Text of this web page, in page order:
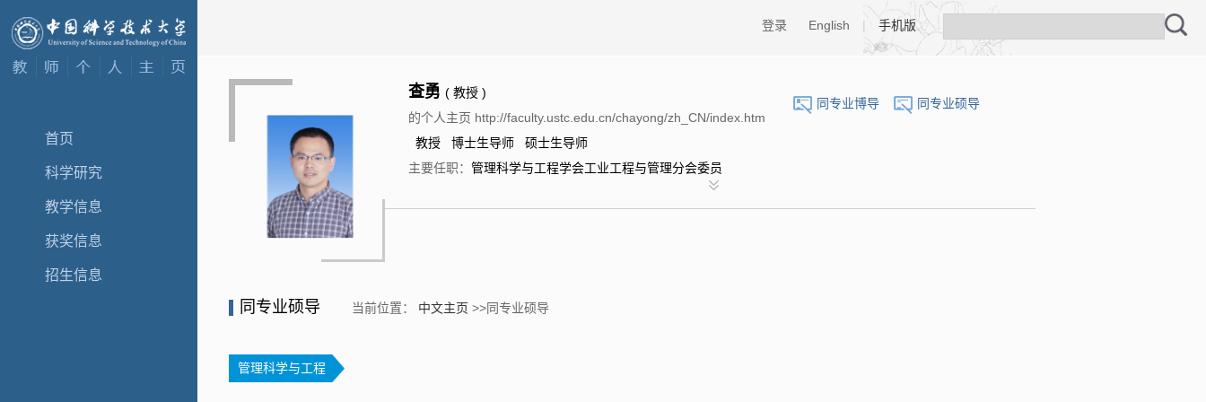
首页
科学研究
教学信息
获奖信息
招生信息
登录 English | 手机版
同专业博导 同专业硕导
查勇 ( 教授 )
的个人主页 http://faculty.ustc.edu.cn/chayong/zh_CN/index.htm
教授 博士生导师 硕士生导师
主要任职： 管理科学与工程学会工业工程与管理分会委员
同专业硕导 当前位置： 中文主页 >>同专业硕导
管理科学与工程